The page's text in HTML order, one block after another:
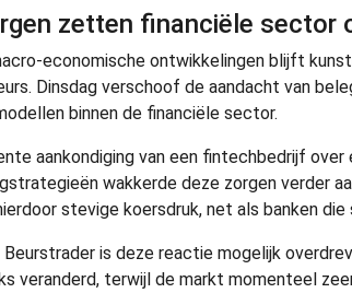
zetten financiële sector
economische ontwikkelingen blijft
Dinsdag verschoof de aandacht van
binnen de financiële sector.
aankondiging van een fintechbedrijf
wakkerde deze zorgen verder
stevige koersdruk, net als banken
Beurstrader is deze reactie mogelijk
veranderd, terwijl de markt momenteel